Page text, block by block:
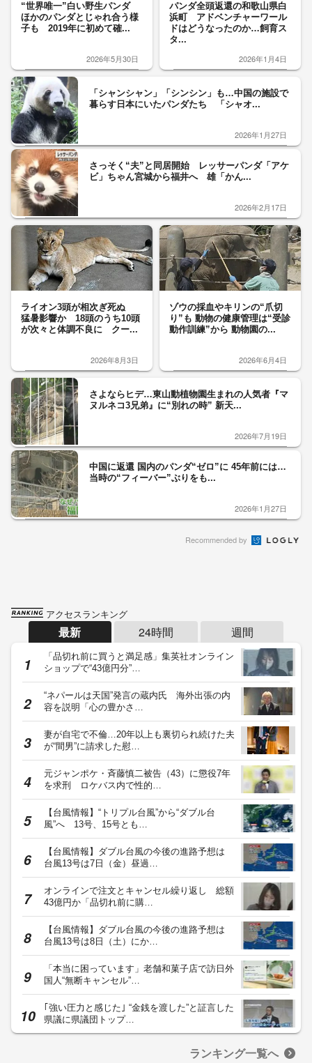
“世界唯一”白い野生パンダ
ほかのパンダとじゃれ合う様
子も 2019年に初めて確...
2026年5月30日
パンダ全頭返還の和歌山県白
浜町 アドベンチャーワール
ドはどうなったのか…飼育ス
タ...
2026年1月4日
「シャンシャン」「シンシン」も…中国の施設で
暮らす日本にいたパンダたち 「シャオ...
2026年1月27日
さっそく“夫”と同居開始 レッサーパンダ「アケ
ビ」ちゃん宮城から福井へ 雄「かん...
2026年2月17日
ライオン3頭が相次ぎ死ぬ
猛暑影響か 18頭のうち10頭
が次々と体調不良に クー...
2026年8月3日
ゾウの採血やキリンの“爪切
り”も 動物の健康管理は“受診
動作訓練”から 動物園の...
2026年6月4日
さよならヒデ…東山動植物園生まれの人気者『マ
ヌルネコ3兄弟』に“別れの時” 新天...
2026年7月19日
中国に返還 国内のパンダ“ゼロ”に 45年前には…
当時の“フィーバー”ぶりをも...
2026年1月27日
Recommended by
アクセスランキング
最新 24時間 週間
「品切れ前に買うと満足感」集英社オンライン
ショップで“43億円分”…
“ネパールは天国”発言の蔵内氏 海外出張の内
容を説明「心の豊かさ…
妻が自宅で不倫…20年以上も裏切られ続けた夫
が“間男”に請求した慰…
元ジャンポケ・斉藤慎二被告（43）に懲役7年
を求刑 ロケバス内で性的…
【台風情報】“トリプル台風”から“ダブル台
風”へ 13号、15号とも…
【台風情報】ダブル台風の今後の進路予想は
台風13号は7日（金）昼過…
オンラインで注文とキャンセル繰り返し 総額
43億円か「品切れ前に購…
【台風情報】ダブル台風の今後の進路予想は
台風13号は8日（土）にか…
「本当に困っています」老舗和菓子店で訪日外
国人“無断キャンセル”…
｢強い圧力と感じた｣ “金銭を渡した”と証言した
県議に県議団トップ…
ランキング一覧へ